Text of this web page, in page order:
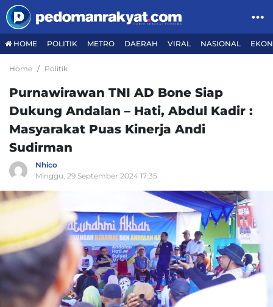
HOME POLITIK METRO DAERAH VIRAL NASIONAL
Home Politik
Purnawirawan TNI AD Bone Siap
Dukung Andalan – Hati, Abdul Kadir :
Masyarakat Puas Kinerja Andi
Sudirman
Nhico
Minggu, 29 September 2024 17:35